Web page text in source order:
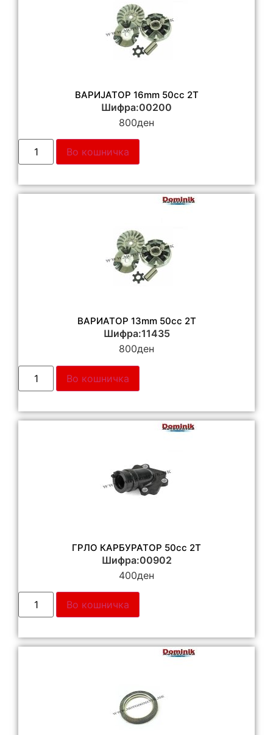
ВАРИЈАТОР 16mm 50cc 2T
Шифра:00200
800ден
Во кошничка
ВАРИАТОР 13mm 50сс 2Т
Шифра:11435
800ден
Во кошничка
ГРЛО КАРБУРАТОР 50cc 2T
Шифра:00902
400ден
Во кошничка